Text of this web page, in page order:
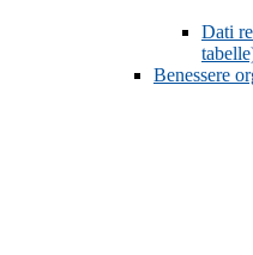
Dati
Benessere